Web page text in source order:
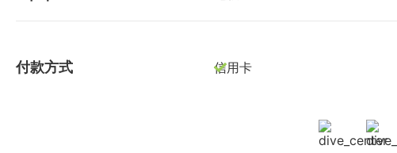
付款方式 信用卡